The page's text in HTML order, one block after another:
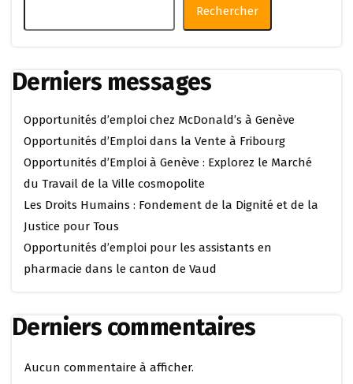
Rechercher
Derniers messages
Opportunités d’emploi chez McDonald’s à Genève
Opportunités d’Emploi dans la Vente à Fribourg
Opportunités d’Emploi à Genève : Explorez le Marché
du Travail de la Ville cosmopolite
Les Droits Humains : Fondement de la Dignité et de la
Justice pour Tous
Opportunités d’emploi pour les assistants en
pharmacie dans le canton de Vaud
Derniers commentaires
Aucun commentaire à afficher.